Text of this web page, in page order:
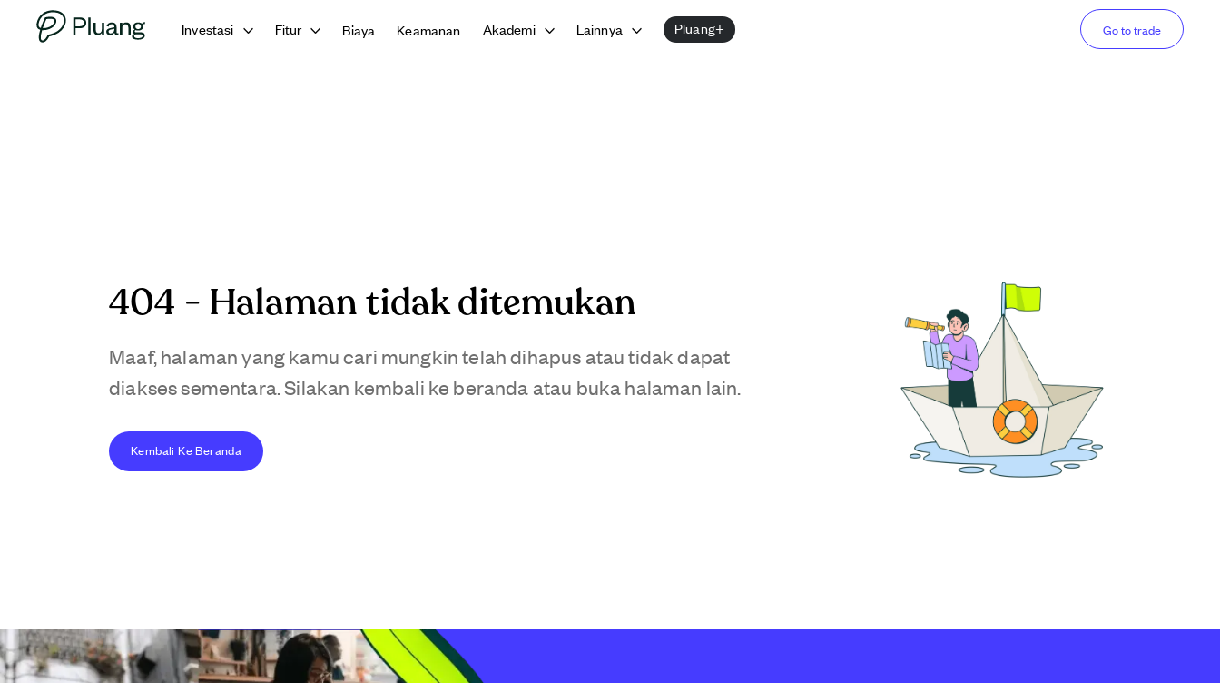
Investasi Fitur Biaya Keamanan Akademi Lainnya Pluang+ Go to trade
404 - Halaman tidak ditemukan
Maaf, halaman yang kamu cari mungkin telah dihapus atau tidak dapat
diakses sementara. Silakan kembali ke beranda atau buka halaman lain.
Kembali Ke Beranda